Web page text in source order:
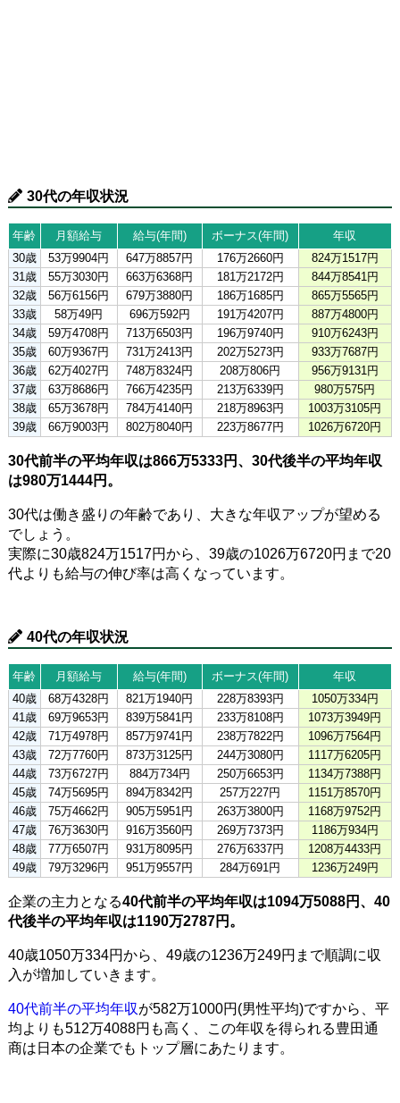
30代の年収状況
年齢 月額給与 給与(年間) ボーナス(年間)
年収
30歳
53万9904円 647万8857円 176万2660円
824万1517円
31歳
55万3030円 663万6368円 181万2172円
844万8541円
32歳
56万6156円 679万3880円 186万1685円
865万5565円
33歳
58万49円 696万592円 191万4207円
887万4800円
34歳
59万4708円 713万6503円 196万9740円
910万6243円
35歳
60万9367円 731万2413円 202万5273円
933万7687円
36歳
62万4027円 748万8324円 208万806円
956万9131円
37歳
63万8686円 766万4235円 213万6339円
980万575円
38歳
65万3678円 784万4140円 218万8963円
1003万3105円
39歳
66万9003円 802万8040円 223万8677円 1026万6720円
30代前半の平均年収は866万5333円、30代後半の平均年収
は980万1444円。
30代は働き盛りの年齢であり、大きな年収アップが望める
でしょう。
実際に30歳824万1517円から、39歳の1026万6720円まで20
代よりも給与の伸び率は高くなっています。
40代の年収状況
年齢 月額給与 給与(年間) ボーナス(年間)
年収
40歳
68万4328円 821万1940円 228万8393円
1050万334円
41歳
69万9653円 839万5841円 233万8108円
1073万3949円
42歳
71万4978円 857万9741円 238万7822円
1096万7564円
43歳
72万7760円 873万3125円 244万3080円
1117万6205円
44歳
73万6727円 884万734円 250万6653円
1134万7388円
45歳
74万5695円 894万8342円 257万227円
1151万8570円
46歳
75万4662円 905万5951円 263万3800円
1168万9752円
47歳
76万3630円 916万3560円 269万7373円
1186万934円
48歳
77万6507円 931万8095円 276万6337円
1208万4433円
49歳
79万3296円 951万9557円 284万691円 1236万249円
企業の主力となる40代前半の平均年収は1094万5088円、40
代後半の平均年収は1190万2787円。
40歳1050万334円から、49歳の1236万249円まで順調に収
入が増加していきます。
40代前半の平均年収が582万1000円(男性平均)ですから、平
均よりも512万4088円も高く、この年収を得られる豊田通
商は日本の企業でもトップ層にあたります。